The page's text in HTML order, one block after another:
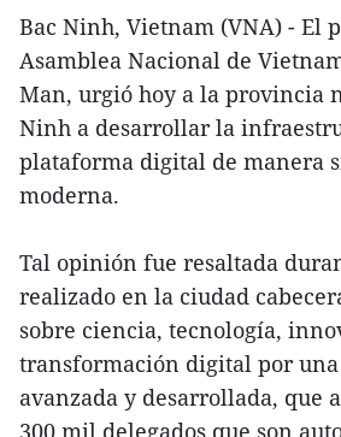
Bac Ninh, Vietnam (VNA) - El
Asamblea Nacional de
Man, urgió hoy a la provincia
Ninh a desarrollar la
plataforma digital de manera
moderna.
Tal opinión fue resaltada
realizado en la ciudad
sobre ciencia, tecnología,
transformación digital por
avanzada y desarrollada, que
300 mil delegados que son